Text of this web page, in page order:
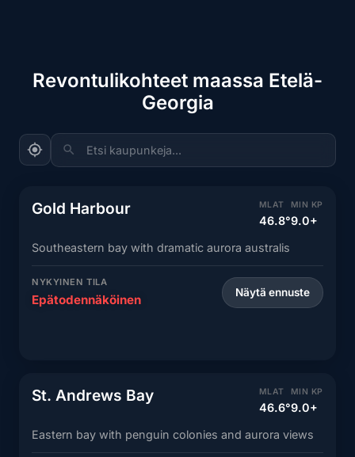
Revontulikohteet maassa Etelä-
Georgia
Etsi kaupunkeja...
Gold Harbour MLAT
46.8°
MIN KP
9.0+
Southeastern bay with dramatic aurora australis
NYKYINEN TILA
Epätodennäköinen Näytä ennuste
St. Andrews Bay MLAT
46.6°
MIN KP
9.0+
Eastern bay with penguin colonies and aurora views